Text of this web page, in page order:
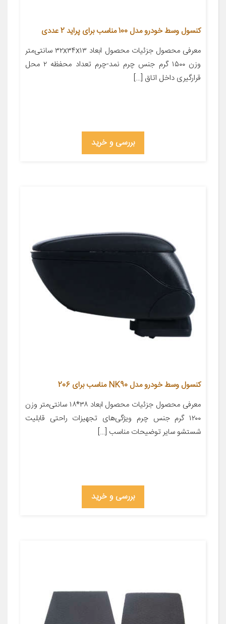
کنسول وسط خودرو مدل 100 مناسب برای پراید 2 عددی
معرفی محصول جزئیات محصول ابعاد ۳۲x۳۴x۱۳ سانتی‌متر
وزن ۱۵۰۰ گرم جنس چرم نمد-چرم تعداد محفظه ۲ محل
قرارگیری داخل اتاق […]
بررسی و خرید
کنسول وسط خودرو مدل NK90 مناسب برای 206
معرفی محصول جزئیات محصول ابعاد ۳۸*۱۸ سانتی‌متر وزن
۱۲۰۰ گرم جنس چرم ویژگی‌های تجهیزات راحتی قابلیت
شستشو سایر توضیحات مناسب […]
بررسی و خرید